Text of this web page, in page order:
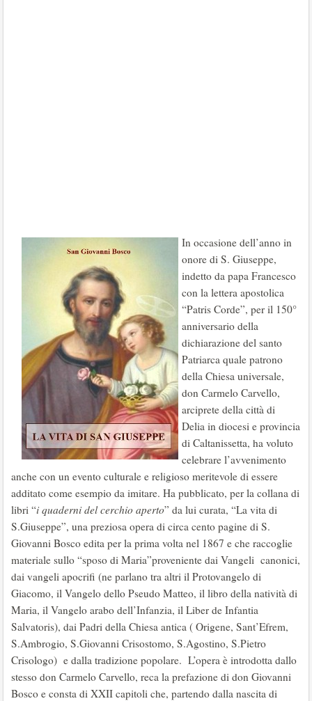
In occasione dell’anno in
onore di S. Giuseppe,
indetto da papa Francesco
con la lettera apostolica
“Patris Corde”, per il 150°
anniversario della
dichiarazione del santo
Patriarca quale patrono
della Chiesa universale,
don Carmelo Carvello,
arciprete della città di
Delia in diocesi e provincia
di Caltanissetta, ha voluto
celebrare l’avvenimento
anche con un evento culturale e religioso meritevole di essere
additato come esempio da imitare. Ha pubblicato, per la collana di
libri “i quaderni del cerchio aperto” da lui curata, “La vita di
S.Giuseppe”, una preziosa opera di circa cento pagine di S.
Giovanni Bosco edita per la prima volta nel 1867 e che raccoglie
materiale sullo “sposo di Maria”proveniente dai Vangeli canonici,
dai vangeli apocrifi (ne parlano tra altri il Protovangelo di
Giacomo, il Vangelo dello Pseudo Matteo, il libro della natività di
Maria, il Vangelo arabo dell’Infanzia, il Liber de Infantia
Salvatoris), dai Padri della Chiesa antica ( Origene, Sant’Efrem,
S.Ambrogio, S.Giovanni Crisostomo, S.Agostino, S.Pietro
Crisologo) e dalla tradizione popolare. L’opera è introdotta dallo
stesso don Carmelo Carvello, reca la prefazione di don Giovanni
Bosco e consta di XXII capitoli che, partendo dalla nascita di